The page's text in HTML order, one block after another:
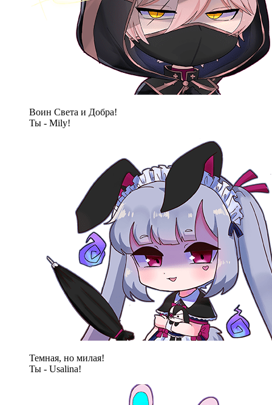
Воин Света и Добра!
Ты - Mily!
Темная, но милая!
Ты - Usalina!